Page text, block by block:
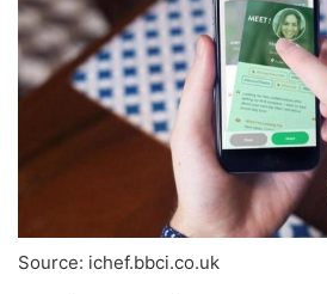
Source: ichef.bbci.co.uk